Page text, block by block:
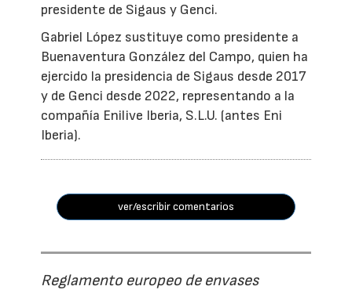
presidente de Sigaus y Genci.
Gabriel López sustituye como presidente a
Buenaventura González del Campo, quien ha
ejercido la presidencia de Sigaus desde 2017
y de Genci desde 2022, representando a la
compañía Enilive Iberia, S.L.U. (antes Eni
Iberia).
ver/escribir comentarios
Reglamento europeo de envases